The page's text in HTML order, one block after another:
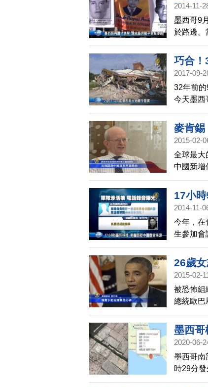
2014-11-
墨西哥9
於路邊。
前學生被
備受壓力
警察，
巧合！
2017-09-
32年前的
今天墨西
麥肯錫
2015-02-
全球最大
中國新增
家。
17小
2014-11-
今年，在
生參加會
注。中國
臺肝移植
26歲
2015-02-
被恐怖組
總統歐巴
時間，美
之以法。
墨西哥
2020-06-
墨西哥南
時29分
建築損毀